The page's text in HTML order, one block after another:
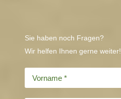
Sie haben noch Fragen?
Wir helfen Ihnen gerne weiter!